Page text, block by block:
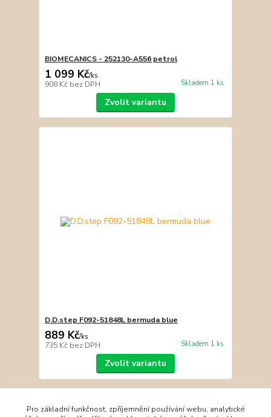
BIOMECANICS - 252130-A556 petrol
1 099 Kč/ks
908 Kč bez DPH Skladem 1 ks
Zvolit variantu
D.D.step F092-51848L bermuda blue
889 Kč/ks
735 Kč bez DPH Skladem 1 ks
Zvolit variantu
Načíst další produkty (17)
Pro základní funkčnost, zpříjemnění používání webu, analytické